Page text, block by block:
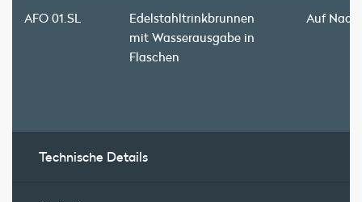
AFO 01.SL
Edelstahltrinkbrunnen
mit Wasserausgabe in
Flaschen
Auf
Technische Details